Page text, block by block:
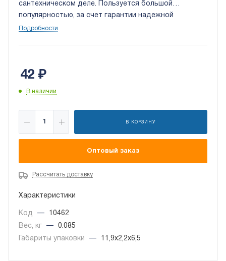
сантехническом деле. Пользуется большой
популярностью, за счет гарантии надежной
фиксации.
Подробности
42 ₽
В наличии
В КОРЗИНУ
Оптовый заказ
Рассчитать доставку
Характеристики
Код —
10462
Вес, кг
—
0.085
Габариты упаковки
— 11,9x2,2x6,5